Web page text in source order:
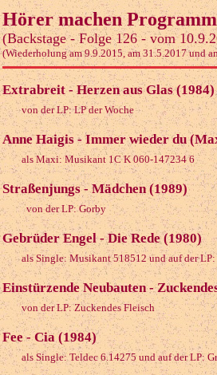
Hörer machen Programm
(Backstage - Folge 126 - vom
(Wiederholung am 9.9.2015, am 31.5.2017 und
Extrabreit - Herzen aus Glas (1984)
von der LP: LP der Woche
Anne Haigis - Immer wieder du
als Maxi: Musikant 1C K 060-147234 6
Straßenjungs - Mädchen (1989)
von der LP: Gorby
Gebrüder Engel - Die Rede (1980)
als Single: Musikant 518512 und auf der
Einstürzende Neubauten -
von der LP: Zuckendes Fleisch
Fee - Cia (1984)
als Single: Teldec 6.14275 und auf der LP: